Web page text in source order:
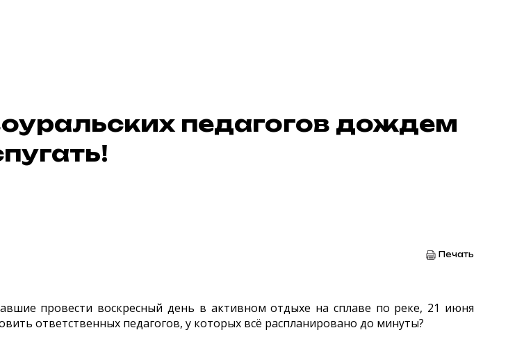
педагогов дождем
Печать
провести воскресный день в активном отдыхе на сплаве по реке, 21 июня
ответственных педагогов, у которых всё распланировано до минуты?